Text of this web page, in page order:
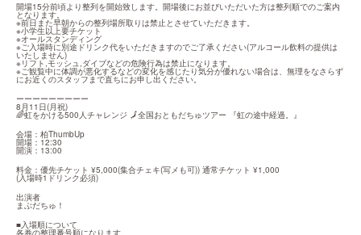
開場15分前頃より整列を開始致します。開場後にお並びいただいた方は整列順でのご案内
となります。
※前日また早朝からの整列場所取りは禁止とさせていただきます。
※小学生以上要チケット
※オールスタンディング
※ご入場時に別途ドリンク代をいただきますのでご了承ください(アルコール飲料の提供は
いたしません)
※リフト,モッシュ,ダイブなどの危険行為は禁止になります。
※ご観覧中に体調が悪化するなどの変化を感じたり気分が優れない場合は、無理をなさらず
にお近くのスタッフまで直ちにお申し出ください。
ーーーーーーーーー
8月11日(月祝)
🌈虹をかける500人チャレンジ 🗾全国おともだちゅツアー 『虹の途中経過。』
会場：柏ThumbUp
開場：12:30
開演：13:00
料金：優先チケット ¥5,000(集合チェキ(写メも可)) 通常チケット ¥1,000
(入場時1ドリンク必須)
出演者
まぶだちゅ！
■入場順について
各券の整理番号順になります。